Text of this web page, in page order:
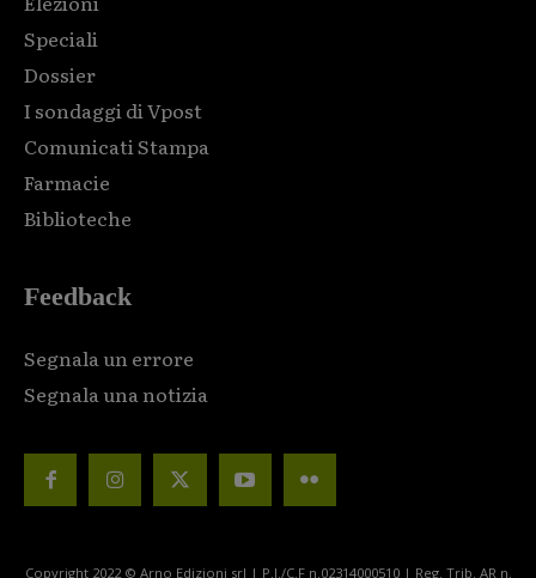
Speciali
Dossier
I sondaggi di Vpost
Comunicati Stampa
Farmacie
Biblioteche
Feedback
Segnala un errore
Segnala una notizia
Copyright 2022 © Arno Edizioni srl | P.I./C.F n.02314000510 | Reg. Trib. AR n.